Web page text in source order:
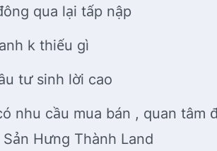
qua lại tấp nập
k thiếu gì
tư sinh lời cao
nhu cầu mua bán , quan
Hưng Thành Land